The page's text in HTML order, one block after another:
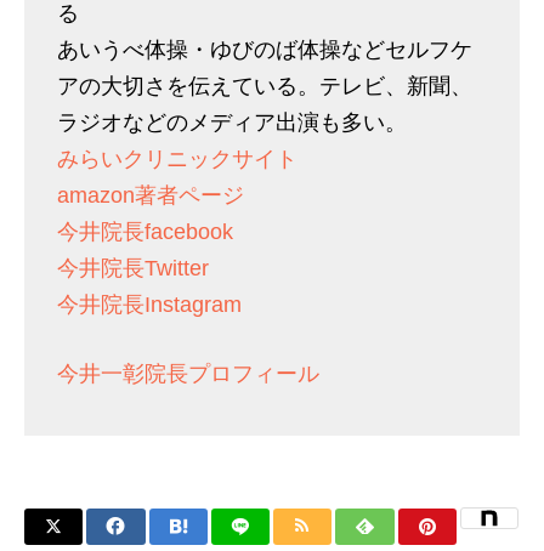
る
あいうべ体操・ゆびのば体操などセルフケ
アの大切さを伝えている。テレビ、新聞、
ラジオなどのメディア出演も多い。
みらいクリニックサイト
amazon著者ページ
今井院長facebook
今井院長Twitter
今井院長Instagram
今井一彰院長プロフィール